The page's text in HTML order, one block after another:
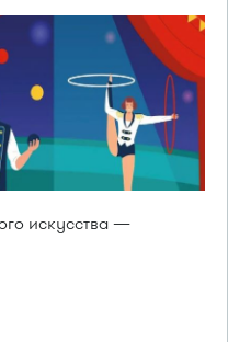
искусства —